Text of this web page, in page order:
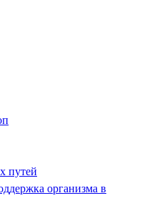
путей
организма в